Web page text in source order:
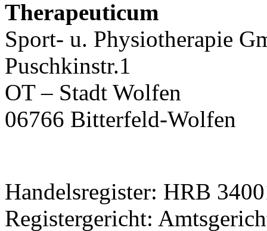
Therapeuticum
Sport- u. Physiotherapie
Puschkinstr.1
OT – Stadt Wolfen
06766 Bitterfeld-Wolfen
Handelsregister: HRB
Registergericht: